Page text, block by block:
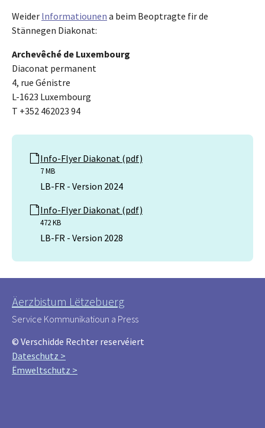
Weider lnformatiounen a beim Beoptragte fir de
Stännegen Diakonat:
Archevêché de Luxembourg
Diaconat permanent
4, rue Génistre
L-1623 Luxembourg
T +352 462023 94
Info-Flyer Diakonat (pdf)
7 MB
LB-FR - Version 2024
Info-Flyer Diakonat (pdf)
472 KB
LB-FR - Version 2028
Äerzbistum Lëtzebuerg
Service Kommunikatioun a Press
© Verschidde Rechter reservéiert
Dateschutz >
Ëmweltschutz >